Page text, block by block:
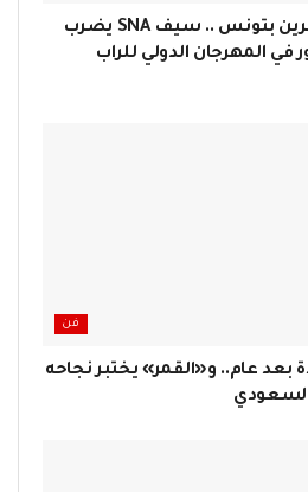
بعد حفل كبير في القصرين بتونس .. سيف SNA يضرب
في المهرجان الدولي للراب
فن
بعد عام.. و«القمر» يختبر نجاحه
السعودي